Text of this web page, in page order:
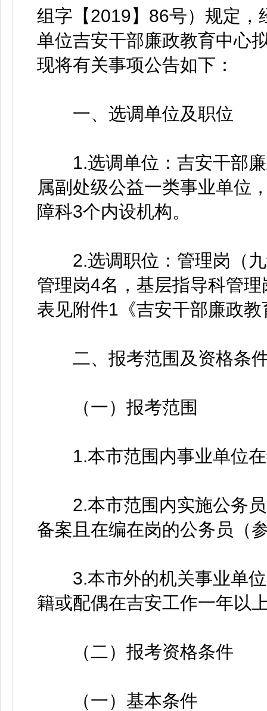
组字【2019】86号）规定，
单位吉安干部廉政教育中心
现将有关事项公告如下：
一、选调单位及职位
1.选调单位：吉安干部廉
属副处级公益一类事业单位
障科3个内设机构。
2.选调职位：管理岗（九
管理岗4名，基层指导科管
表见附件1《吉安干部廉政
二、报考范围及资格条
（一）报考范围
1.本市范围内事业单位在
2.本市范围内实施公务员
备案且在编在岗的公务员（
3.本市外的机关事业单位
籍或配偶在吉安工作一年以
（二）报考资格条件
（一）基本条件